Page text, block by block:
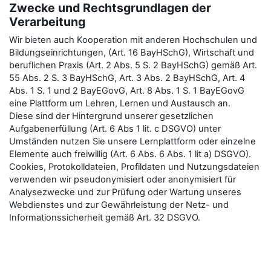
Zwecke und Rechtsgrundlagen der
Verarbeitung
Wir bieten auch Kooperation mit anderen Hochschulen und
Bildungseinrichtungen, (Art. 16 BayHSchG), Wirtschaft und
beruflichen Praxis (Art. 2 Abs. 5 S. 2 BayHSchG) gemäß Art.
55 Abs. 2 S. 3 BayHSchG, Art. 3 Abs. 2 BayHSchG, Art. 4
Abs. 1 S. 1 und 2 BayEGovG, Art. 8 Abs. 1 S. 1 BayEGovG
eine Plattform um Lehren, Lernen und Austausch an.
Diese sind der Hintergrund unserer gesetzlichen
Aufgabenerfüllung (Art. 6 Abs 1 lit. c DSGVO) unter
Umständen nutzen Sie unsere Lernplattform oder einzelne
Elemente auch freiwillig (Art. 6 Abs. 6 Abs. 1 lit a) DSGVO).
Cookies, Protokolldateien, Profildaten und Nutzungsdateien
verwenden wir pseudonymisiert oder anonymisiert für
Analysezwecke und zur Prüfung oder Wartung unseres
Webdienstes und zur Gewährleistung der Netz- und
Informationssicherheit gemäß Art. 32 DSGVO.